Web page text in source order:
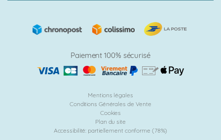
Paiement 100% sécurisé
Mentions légales
Conditions Générales de Vente
Cookies
Plan du site
Accessibilité: partiellement conforme (78%)